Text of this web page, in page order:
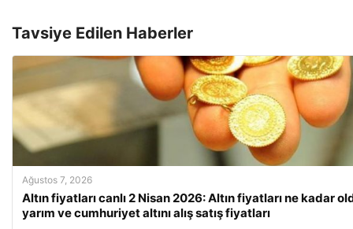
Tavsiye Edilen Haberler
Ağustos 7, 2026
Altın fiyatları canlı 2 Nisan 2026: Altın fiyatları ne kadar
yarım ve cumhuriyet altını alış satış fiyatları